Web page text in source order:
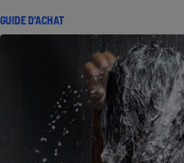
GUIDE D'ACHAT